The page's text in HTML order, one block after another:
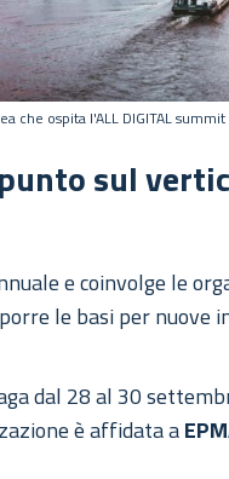
che ospita l'ALL DIGITAL
sul
e coinvolge le
le basi per nuove
dal 28 al 30
è affidata a